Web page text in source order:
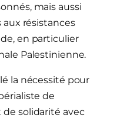
mais aussi
aux résistances
en particulier
Palestinienne.
la nécessité pour
de
solidarité avec